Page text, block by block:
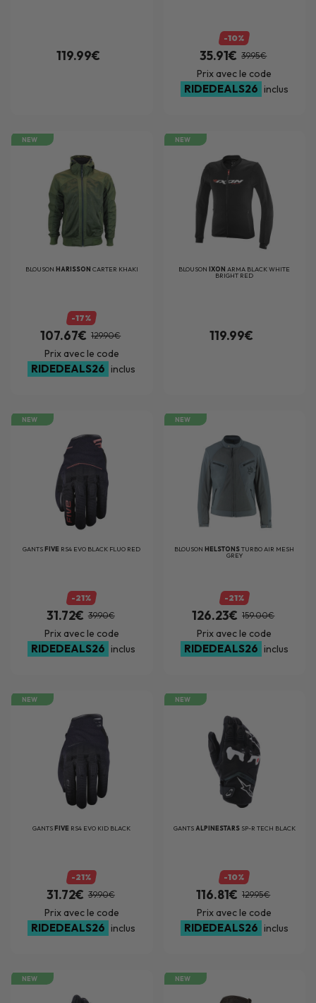
119.99€
-10%
35.91€ 39.95€
Prix avec le code
RIDEDEALS26 inclus
NEW
BLOUSON HARISSON CARTER KHAKI
-17%
107.67€ 129.90€
Prix avec le code
RIDEDEALS26 inclus
NEW
BLOUSONIXON ARMA BLACK WHITE
BRIGHT RED
119.99€
NEW
GANTSFIVE RS4 EVO BLACK FLUO RED
-21%
31.72€ 39.90€
Prix avec le code
RIDEDEALS26 inclus
NEW
BLOUSONHELSTONSTURBO AIR MESH
GREY
-21%
126.23€ 159.00€
Prix avec le code
RIDEDEALS26 inclus
NEW
GANTSFIVE RS4 EVO KID BLACK
-21%
31.72€ 39.90€
Prix avec le code
RIDEDEALS26 inclus
NEW
GANTSALPINESTARS SP-R TECH BLACK
-10%
116.81€ 129.95€
Prix avec le code
RIDEDEALS26 inclus
NEW NEW